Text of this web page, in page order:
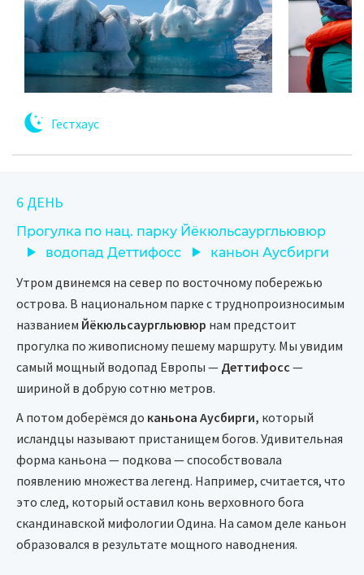
Гестхаус
6 ДЕНЬ
Прогулка по нац. парку Йёкюльсаургльювюр
водопад Деттифосс
каньон Аусбирги
Утром двинемся на север по восточному побережью
острова. В национальном парке с труднопроизносимым
названием Йёкюльсаургльювюр нам предстоит
прогулка по живописному пешему маршруту. Мы увидим
самый мощный водопад Европы — Деттифосс —
шириной в добрую сотню метров.
А потом доберёмся до каньона Аусбирги, который
исландцы называют пристанищем богов. Удивительная
форма каньона — подкова — способствовала
появлению множества легенд. Например, считается, что
это след, который оставил конь верховного бога
скандинавской мифологии Одина. На самом деле каньон
образовался в результате мощного наводнения.